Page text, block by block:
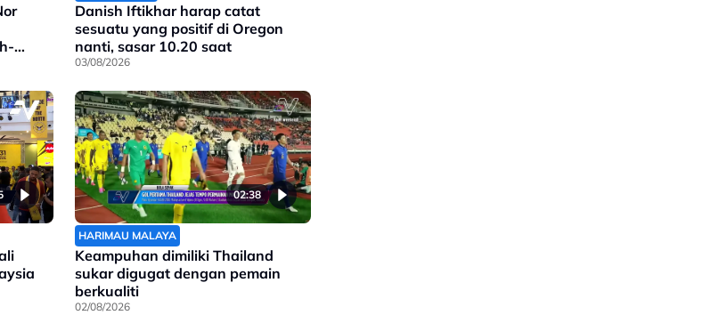
Danish Iftikhar harap catat
sesuatu yang positif di Oregon
nanti, sasar 10.20 saat
03/08/2026
02:38
HARIMAU MALAYA
Keampuhan dimiliki Thailand
sukar digugat dengan pemain
berkualiti
02/08/2026